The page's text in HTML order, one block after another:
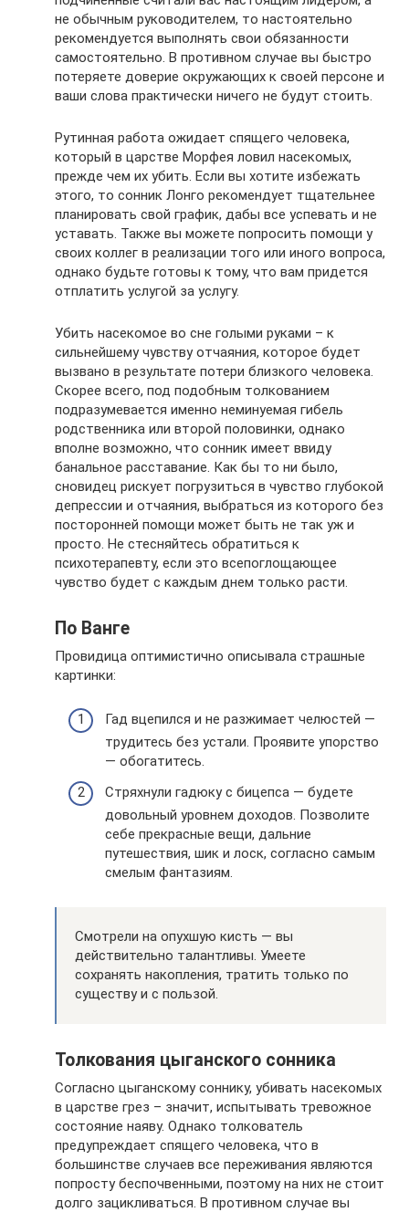
не обычным руководителем, то настоятельно
рекомендуется выполнять свои обязанности
самостоятельно. В противном случае вы быстро
потеряете доверие окружающих к своей персоне и
ваши слова практически ничего не будут стоить.
Рутинная работа ожидает спящего человека,
который в царстве Морфея ловил насекомых,
прежде чем их убить. Если вы хотите избежать
этого, то сонник Лонго рекомендует тщательнее
планировать свой график, дабы все успевать и не
уставать. Также вы можете попросить помощи у
своих коллег в реализации того или иного вопроса,
однако будьте готовы к тому, что вам придется
отплатить услугой за услугу.
Убить насекомое во сне голыми руками – к
сильнейшему чувству отчаяния, которое будет
вызвано в результате потери близкого человека.
Скорее всего, под подобным толкованием
подразумевается именно неминуемая гибель
родственника или второй половинки, однако
вполне возможно, что сонник имеет ввиду
банальное расставание. Как бы то ни было,
сновидец рискует погрузиться в чувство глубокой
депрессии и отчаяния, выбраться из которого без
посторонней помощи может быть не так уж и
просто. Не стесняйтесь обратиться к
психотерапевту, если это всепоглощающее
чувство будет с каждым днем только расти.
По Ванге
Провидица оптимистично описывала страшные
картинки:
Гад вцепился и не разжимает челюстей —
трудитесь без устали. Проявите упорство
— обогатитесь.
Стряхнули гадюку с бицепса — будете
довольный уровнем доходов. Позволите
себе прекрасные вещи, дальние
путешествия, шик и лоск, согласно самым
смелым фантазиям.
Смотрели на опухшую кисть — вы
действительно талантливы. Умеете
сохранять накопления, тратить только по
существу и с пользой.
Толкования цыганского сонника
Согласно цыганскому соннику, убивать насекомых
в царстве грез – значит, испытывать тревожное
состояние наяву. Однако толкователь
предупреждает спящего человека, что в
большинстве случаев все переживания являются
попросту беспочвенными, поэтому на них не стоит
долго зацикливаться. В противном случае вы